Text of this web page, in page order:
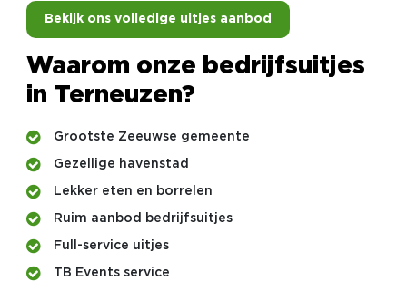
Bekijk ons volledige uitjes aanbod
Waarom onze bedrijfsuitjes
in Terneuzen?
Grootste Zeeuwse gemeente
Gezellige havenstad
Lekker eten en borrelen
Ruim aanbod bedrijfsuitjes
Full-service uitjes
TB Events service